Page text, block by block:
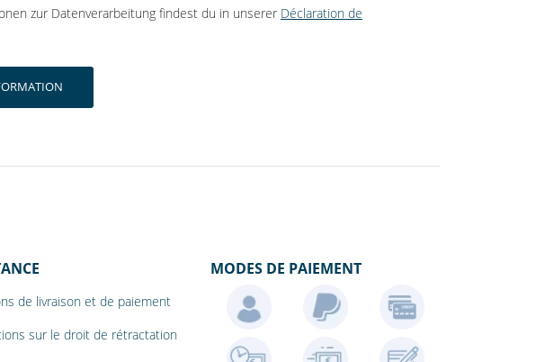
zur Datenverarbeitung findest du in unserer Déclaration de
de livraison et de paiement
sur le droit de rétractation
MODES DE PAIEMENT